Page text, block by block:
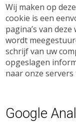
Wij maken op
cookie is een
pagina’s van
wordt
schrijf van uw
opgeslagen
naar onze
Google